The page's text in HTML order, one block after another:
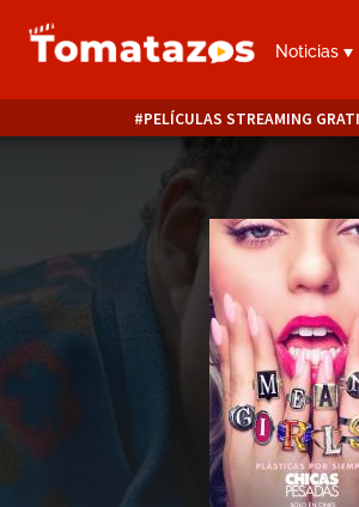
Noticias
PELÍCULAS STREAMING